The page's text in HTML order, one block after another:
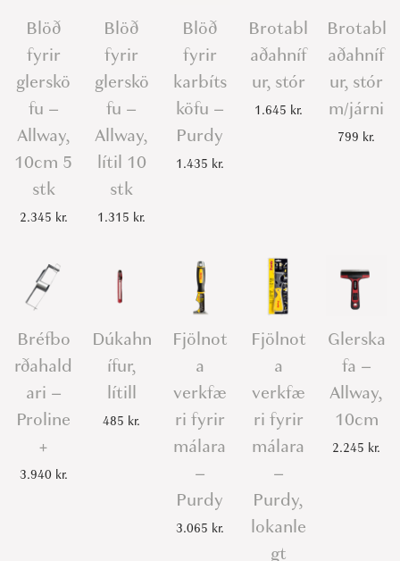
-
P
u
ö
6
q
a
Blöð
fyrir
glerskö
fu –
Allway,
10cm 5
stk
2.345 kr.
Blöð
fyrir
glerskö
fu –
Allway,
lítil 10
stk
1.315 kr.
Blöð
fyrir
karbíts
köfu –
Purdy
1.435 kr.
Brotabl
aðahníf
ur, stór
1.645 kr.
Brotabl
aðahníf
ur, stór
m/járni
799 kr.
Bréfbo
rðahald
ari –
Proline
+
3.940 kr.
Dúkahn
ífur,
lítill
485 kr.
Fjölnot
a
verkfæ
ri fyrir
málara
–
Purdy
3.065 kr.
Fjölnot
a
verkfæ
ri fyrir
málara
–
Purdy,
lokanle
gt
Glerska
fa –
Allway,
10cm
2.245 kr.